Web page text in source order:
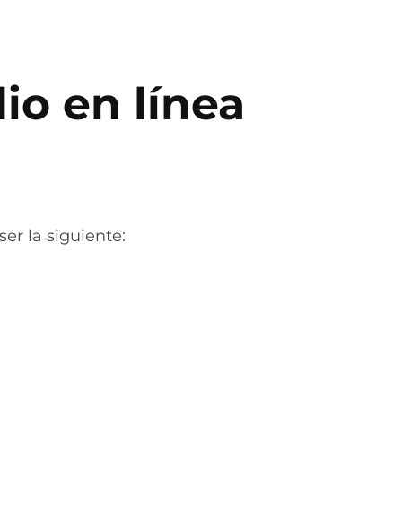
en línea
la siguiente: